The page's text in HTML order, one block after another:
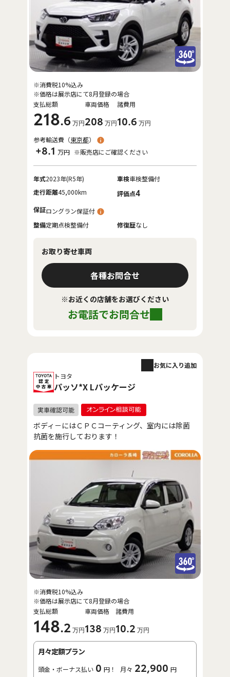
支払総額
218.6 万円
車両価格
208 万円
諸費用
10.6 万円
※消費税10%込み
※価格は展示店にて8月登録の場合
参考輸送費（東京都）
+8.1 万円 ※販売店にご確認ください
年式2023年(R5年) 車検車検整備付
走行距離45,000km 評価点4
保証ロングラン保証付
整備定期点検整備付 修復歴なし
お取り寄せ車両
各種お問合せ
※お近くの店舗をお選びください
お電話でお問合せ
トヨタ
パッソ*X Lパッケージ
お気に入り追加
ボディ－にはＣＰＣコーティング、室内には除菌
抗菌を施行しております！
支払総額
148.2 万円
車両価格
138 万円
諸費用
10.2 万円
※消費税10%込み
※価格は展示店にて8月登録の場合
月々定額プラン
頭金・ボーナス払い 0 円！ 月々 22,900 円